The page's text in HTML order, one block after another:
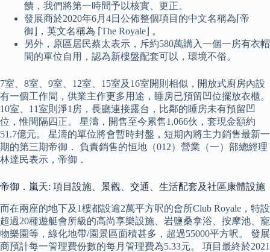
饋，我們將第一時間予以核實、更正。
發展商於2020年6月4日公佈整個項目的中文名稱為⌈帝
御⌋，英文名稱為 ⌈The Royale⌋ 。
另外，原區居民蔡太表示，斥約580萬購入一個一房有衣帽
間的單位自用，認為新樓盤配套可以，環境不俗。
7室、8室、9室、12室、15室及16室開則相似，開放式廚房內設
有一個工作間，供業主作更多用途，睡房已預留凹位擺放衣櫃。
10室、11室則淨1房，長廳連接露台，比鄰的睡房未有預留凹
位，惟間隔四正。 星濤，開售至今累售1,066伙，套現金額約
51.7億元。 星濤的單位將會暫時封盤，短期內將主力銷售最新一
期的第三期帝御． 負責銷售的恒地（012）營業（一）部總經理
林達民表示，帝御．
帝御．嵐天: 項目設施、景觀、交通、生活配套及社區康體設施
而在兩座的地下及1樓都設逾2萬平方呎的會所Club Royale，特設
超過20種遊艇會所級的高尚享樂設施、岩鹽桑拿浴、按摩池、寵
物樂園等，綠化地帶/園景區面積甚多，超過55000平方呎。 發展
商預計每一管理費份數的每月管理費為5.33元。 項目最終於2021